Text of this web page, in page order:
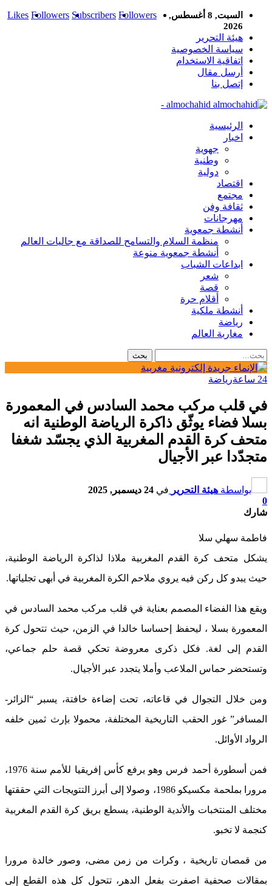
Likes Followers Subscribers Followers
السبت, 8 أغسطس,
2026
هيئة التحرير
سياسة الخصوصية
اتفاقية الاستخدام
أرسل مقال
إتصل بنا
almochahid -
الرئيسية
اخبار
جهوية
وطنية
دولية
اقتصاد
مجتمع
ثقافة وفن
مهرجانات
أنشطة جمعوية
منظمة السلام والتسامح للصداقة مع جاليات العالم
أنشطة جمعوية منوعة
ابداعات الشباب
شعر
قصة
أقلام حرة
أنشطة ملكية
رياضة
مغاربة العالم
24 ساعة رياضة
في قلب مركب محمد السادس في المعمورة
بسلا فضاء يوثّق ذاكرة الرياضة الوطنية انه
متحف كرة القدم المغربية الذي يجسّد شغفا
متجدّدا عبر الأجيال
بواسطة هيئة التحرير في 24 ديسمبر, 2025
0
شارك
فاطمة سهلي سلا
يشكل متحف كرة القدم المغربية ملاذا لذاكرة الرياضة الوطنية،
حيث يبدو كل ركن فيه يروي ملاحم الكرة المغربية في أبهى تجلياتها.
ويقع هذا الفضاء المصمم بعناية في قلب مركب محمد السادس في
المعمورة بسلا ، ليحفظ إحساسا خالدا في الزمن، حيث تتحول كرة
القدم إلى لغة. فكل ذكرى معروضة تحكي قصة حلم جماعي،
وتستحضر حماس الملاعب وأملا يتجدد عبر الأجيال.
ومن خلال التجوال في قاعاته، تحت إضاءة خافتة، يسبر “الزائر-
المسافر” غور الحقب التاريخية المختلفة، محمولا بإرث ثمين خلفه
الرواد الأوائل.
فمن أسطورة أحمد فرس وهو يرفع كأس إفريقيا للأمم سنة 1976،
مرورا بملحمة مكسيكو 1986، وصولا إلى أبرز التتويجات التي حققتها
مختلف المنتخبات والأندية الوطنية، يسطع بريق كرة القدم المغربية
كنجمة لا تخبو.
من قمصان تاريخية ، وكرات من زمن مضى، وصور خالدة مرورا
بمقالات صحفية اصفرت بفعل الدهر، تتحول كل هذه القطع إلى